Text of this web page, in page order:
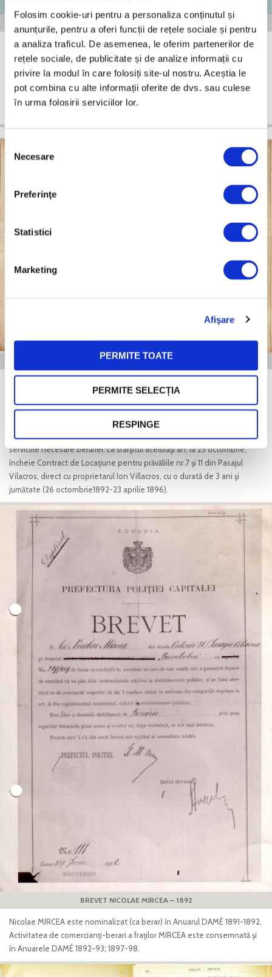
Folosim cookie-uri pentru a personaliza conținutul și
anunțurile, pentru a oferi funcții de rețele sociale și pentru
a analiza traficul. De asemenea, le oferim partenerilor de
rețele sociale, de publicitate și de analize informații cu
privire la modul în care folosiți site-ul nostru. Aceștia le
pot combina cu alte informații oferite de dvs. sau culese
în urma folosirii serviciilor lor.
Selecția
consimțământului
Necesare
Preferinţe
Statistici
Marketing
Afişare
PERMITE TOATE
PERMITE SELECȚIA
RESPINGE
CONTRACT ION MIRCEA – 1889
La 1 aprilie 1892 comerciantului berar Nicolae MIRCEA (24 ani), i se
eliberează de către proprietarii şi mahalagii din comuna Bucureşti o
Dovadă că le este lor personal cunoscut de 13 ani (1879) şi s-a bucurat
de o bună reputaţie şi onestitate în societate, spre a se servi de ea la
cererea recunoaşterii calităţii de cetaţean român. Dovada este
DOVADĂ RECUNOAȘTEREA CALITĂȚII – NICOLAE MIRCEA – 1892
şi 9 “şi pivniţa” din Galeria Vilacros – Pasagiul Bancei Nationale (recent
construit 1891, arh.F.D.Xenopol). Nicolae primeşte prăvaliile nr.7 şi 9– ca
berărie, cu toate obiectele ce se găsesc: mese de marmură, fier şi lemn,
scaune de paie, fier şi lemn, tablouri, oglinzi, pahare, farfurii si toate
serviciile necesare berăriei. La sfârşitul aceluiaşi an, la 25 octombrie,
încheie Contract de Locaţiune pentru prăvăliile nr.7 şi 11 din Pasajul
Vilacros, direct cu proprietarul Ion Villacros, cu o durată de 3 ani şi
jumătate (26 octombrie1892-23 aprilie 1896).
BREVET NICOLAE MIRCEA – 1892
Nicolae MIRCEA este nominalizat (ca berar) în Anuarul DAMÉ 1891-1892.
Activitatea de comercianţi-berari a fraţilor MIRCEA este consemnată și
în Anuarele DAMÉ 1892-93; 1897-98.